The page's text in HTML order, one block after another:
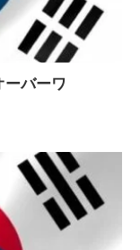
ーバーワ